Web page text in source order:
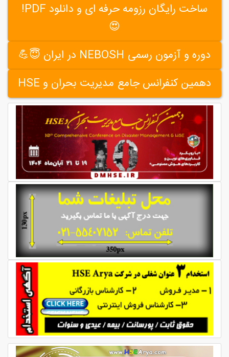
ساخت رایگان رزومه حرفه ای و دانلود PDF!
😍
دوره و آزمون رسمی NEBOSH در ایران 😇💪
دهمین کنفرانس جامع مدیریت بحران و HSE